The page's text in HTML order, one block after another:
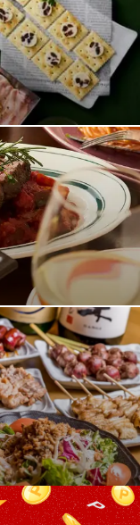
り合わせ・豆腐と
込み・炊き込みご
間と楽しいひとと
のボリュームを多
さらにコースは全
ンクを気兼ねなくお
しましては、アレル
ださい。
、多数のお客様か